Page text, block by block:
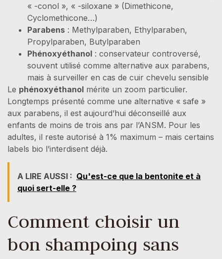
« -conol », « -siloxane » (Dimethicone,
Cyclomethicone…)
Parabens : Methylparaben, Ethylparaben,
Propylparaben, Butylparaben
Phénoxyéthanol : conservateur controversé,
souvent utilisé comme alternative aux parabens,
mais à surveiller en cas de cuir chevelu sensible
Le phénoxyéthanol mérite un zoom particulier.
Longtemps présenté comme une alternative « safe »
aux parabens, il est aujourd’hui déconseillé aux
enfants de moins de trois ans par l’ANSM. Pour les
adultes, il reste autorisé à 1% maximum – mais certains
labels bio l’interdisent déjà.
A LIRE AUSSI : Qu'est-ce que la bentonite et à
quoi sert-elle ?
Comment choisir un
bon shampoing sans